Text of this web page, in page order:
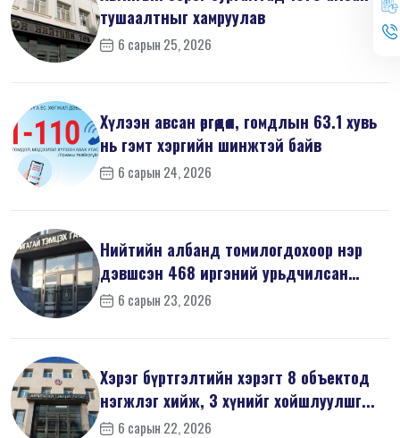
тушаалтныг хамруулав
6 сарын 25, 2026
Хүлээн авсан өргөдөл, гомдлын 63.1 хувь
нь гэмт хэргийн шинжтэй байв
6 сарын 24, 2026
Нийтийн албанд томилогдохоор нэр
дэвшсэн 468 иргэний урьдчилсан
мэдүүл...
6 сарын 23, 2026
Хэрэг бүртгэлтийн хэрэгт 8 объектод
нэгжлэг хийж, 3 хүнийг хойшлуулшг...
6 сарын 22, 2026